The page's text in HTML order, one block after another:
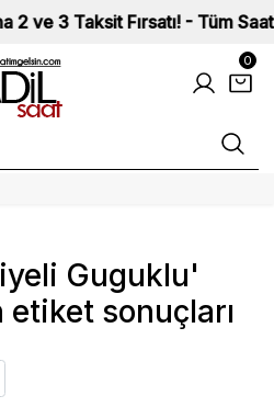
ve 3 Taksit Fırsatı! - Tüm
0
Guguklu'
sonuçları